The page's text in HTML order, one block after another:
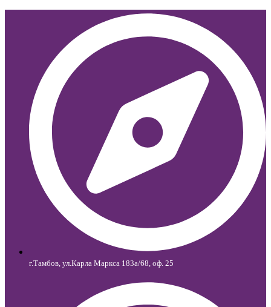
г.Тамбов, ул.Карла Маркса 183а/68, оф. 25